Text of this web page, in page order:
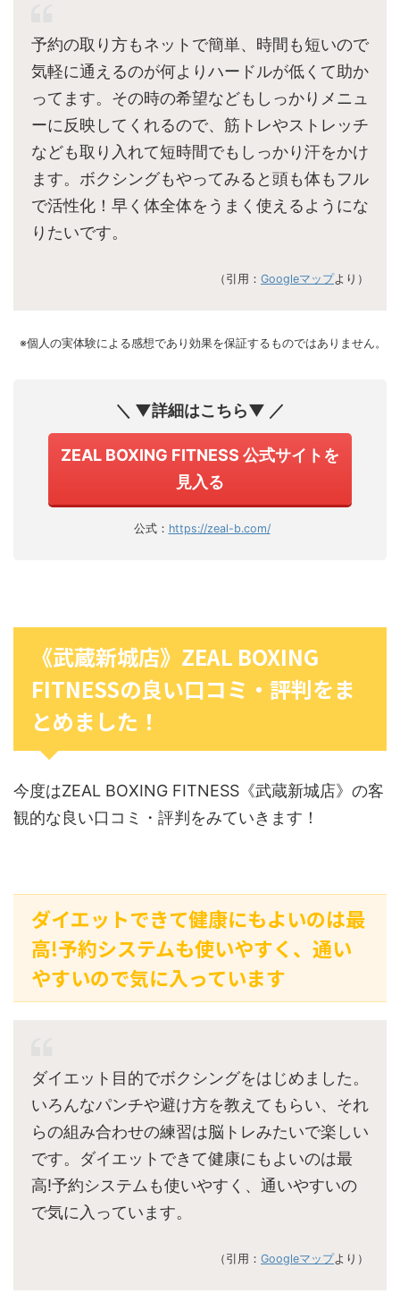
予約の取り方もネットで簡単、時間も短いので
気軽に通えるのが何よりハードルが低くて助か
ってます。その時の希望などもしっかりメニュ
ーに反映してくれるので、筋トレやストレッチ
なども取り入れて短時間でもしっかり汗をかけ
ます。ボクシングもやってみると頭も体もフル
で活性化！早く体全体をうまく使えるようにな
りたいです。
（引用： Googleマップより）
※個人の実体験による感想であり効果を保証するものではありません。
＼ ▼詳細はこちら▼ ／
ZEAL BOXING FITNESS 公式サイトを
見入る
公式： https://zeal-b.com/
《武蔵新城店》ZEAL BOXING
FITNESSの良い口コミ・評判をま
とめました！
今度はZEAL BOXING FITNESS《武蔵新城店》の客
観的な良い口コミ・評判をみていきます！
ダイエットできて健康にもよいのは最
高!予約システムも使いやすく、通い
やすいので気に入っています
ダイエット目的でボクシングをはじめました。
いろんなパンチや避け方を教えてもらい、それ
らの組み合わせの練習は脳トレみたいで楽しい
です。ダイエットできて健康にもよいのは最
高!予約システムも使いやすく、通いやすいの
で気に入っています。
（引用： Googleマップより）